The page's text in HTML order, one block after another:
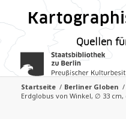
Quellen
Startseite / Berliner Globen /
Erdglobus von Winkel, ∅ 33 cm,